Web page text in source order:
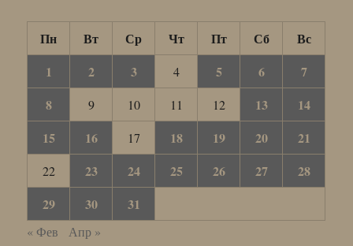
Пн Вт Ср Чт Пт Сб
Вс
1
2 3 4 5 6
7
8
9 10 11 12 13
14
15
16 17 18 19 20 21
22 23 24 25 26 27
28
29
30 31
« Фев Апр »